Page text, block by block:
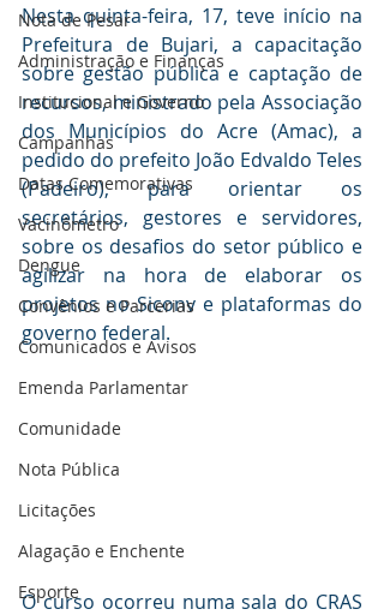
Nota de Pesar
Administração e Finanças
Institucional e Governo
Campanhas
Datas Comemorativas
Vacinômetro
Dengue
Convênios e Parcerias
Comunicados e Avisos
Emenda Parlamentar
Comunidade
Nota Pública
Licitações
Alagação e Enchente
Esporte
Nesta quinta-feira, 17, teve início na
Prefeitura de Bujari, a capacitação
sobre gestão pública e captação de
recursos, ministrado pela Associação
dos Municípios do Acre (Amac), a
pedido do prefeito João Edvaldo Teles
(Padeiro), para orientar os
secretários, gestores e servidores,
sobre os desafios do setor público e
agilizar na hora de elaborar os
projetos no Siconv e plataformas do
governo federal.
O curso ocorreu numa sala do CRAS